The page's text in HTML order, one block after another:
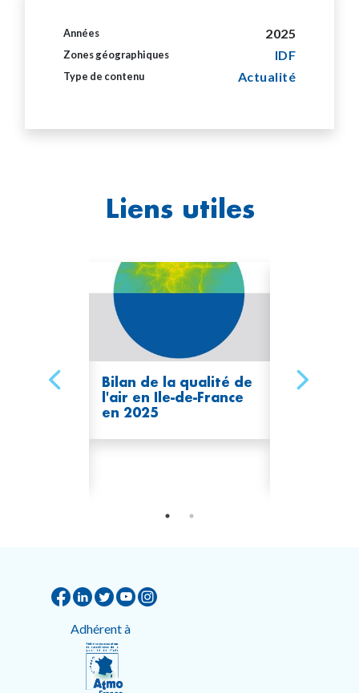
Années 2025
Zones géographiques IDF
Type de contenu Actualité
Liens utiles
niveaux
Bilan de la qualité de
l'air en Ile-de-France
en 2025
En 2025,
Adhérent à